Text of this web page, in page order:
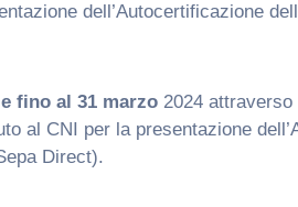
dell’Autocertificazione
fino al 31 marzo 2024
al CNI per la presentazione
Direct).